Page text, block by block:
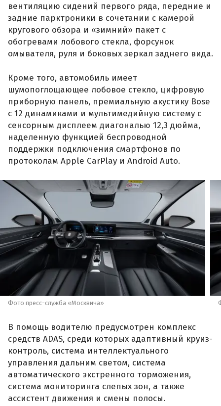
вентиляцию сидений первого ряда, передние и
задние парктроники в сочетании с камерой
кругового обзора и «зимний» пакет с
обогревами лобового стекла, форсунок
омывателя, руля и боковых зеркал заднего вида.
Кроме того, автомобиль имеет
шумопоглощающее лобовое стекло, цифровую
приборную панель, премиальную акустику Bose
с 12 динамиками и мультимедийную систему с
сенсорным дисплеем диагональю 12,3 дюйма,
наделенную функцией беспроводной
поддержки подключения смартфонов по
протоколам Apple CarPlay и Android Auto.
Фото пресс-служба «Москвича»
В помощь водителю предусмотрен комплекс
средств ADAS, среди которых адаптивный круиз-
контроль, система интеллектуального
управления дальним светом, система
автоматического экстренного торможения,
система мониторинга слепых зон, а также
ассистент движения и смены полосы.